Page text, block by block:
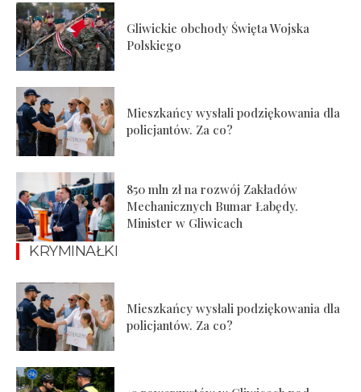
Gliwickie obchody Święta Wojska
Polskiego
Mieszkańcy wysłali podziękowania dla
policjantów. Za co?
850 mln zł na rozwój Zakładów
Mechanicznych Bumar Łabędy.
Minister w Gliwicach
KRYMINAŁKI
Mieszkańcy wysłali podziękowania dla
policjantów. Za co?